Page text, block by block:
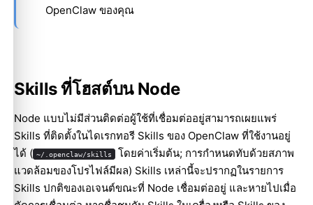
OpenClaw ของคุณ
Skills ที่โฮสต์บน Node
Node แบบไม่มีส่วนติดต่อผู้ใช้ที่เชื่อมต่ออยู่สามารถเผยแพร่
Skills ที่ติดตั้งในไดเรกทอรี Skills ของ OpenClaw ที่ใช้งานอยู่
ได้ ( ~/.openclaw/skills โดยค่าเริ่มต้น; การกำหนดทับด้วยสภาพ
แวดล้อมของโปรไฟล์มีผล) Skills เหล่านี้จะปรากฏในรายการ
Skills ปกติของเอเจนต์ขณะที่ Node เชื่อมต่ออยู่ และหายไปเมื่อ